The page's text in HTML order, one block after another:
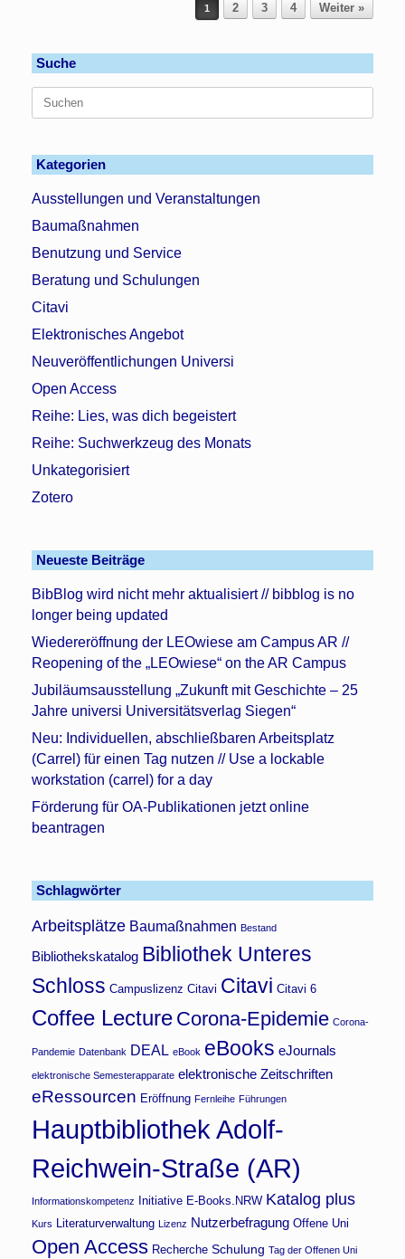
1 2 3 4 Weiter »
Suche
Suchen
Kategorien
Ausstellungen und Veranstaltungen
Baumaßnahmen
Benutzung und Service
Beratung und Schulungen
Citavi
Elektronisches Angebot
Neuveröffentlichungen Universi
Open Access
Reihe: Lies, was dich begeistert
Reihe: Suchwerkzeug des Monats
Unkategorisiert
Zotero
Neueste Beiträge
BibBlog wird nicht mehr aktualisiert // bibblog is no
longer being updated
Wiedereröffnung der LEOwiese am Campus AR //
Reopening of the „LEOwiese“ on the AR Campus
Jubiläumsausstellung „Zukunft mit Geschichte – 25
Jahre universi Universitätsverlag Siegen“
Neu: Individuellen, abschließbaren Arbeitsplatz
(Carrel) für einen Tag nutzen // Use a lockable
workstation (carrel) for a day
Förderung für OA-Publikationen jetzt online
beantragen
Schlagwörter
Arbeitsplätze Baumaßnahmen Bestand
Bibliothekskatalog Bibliothek Unteres
Schloss Campuslizenz Citavi Citavi Citavi 6
Coffee Lecture Corona-Epidemie Corona-
Pandemie Datenbank DEAL eBook eBooks eJournals
elektronische Semesterapparate elektronische Zeitschriften
eRessourcen Eröffnung Fernleihe Führungen
Hauptbibliothek Adolf-
Reichwein-Straße (AR)
Informationskompetenz Initiative E-Books.NRW Katalog plus
Kurs Literaturverwaltung Lizenz Nutzerbefragung Offene Uni
Open Access Recherche Schulung Tag der Offenen Uni